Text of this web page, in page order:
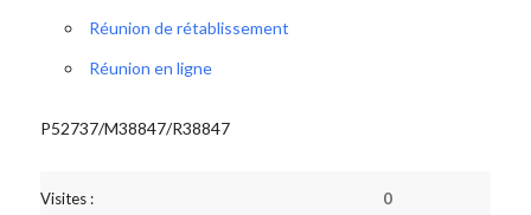
Réunion de rétablissement
Réunion en ligne
P52737/M38847/R38847
Visites : 0